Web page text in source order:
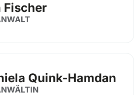
Fischer
Quink-Hamdan